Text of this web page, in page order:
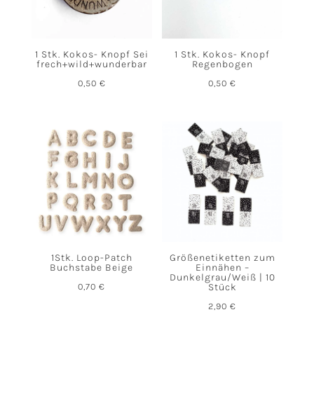
1 Stk. Kokos- Knopf Sei
frech+wild+wunderbar
0,50 €
1 Stk. Kokos- Knopf
Regenbogen
0,50€
1Stk. Loop-Patch
Buchstabe Beige
0,70€
Größenetiketten zum
Einnähen –
Dunkelgrau/Weiß | 10
Stück
2,90€